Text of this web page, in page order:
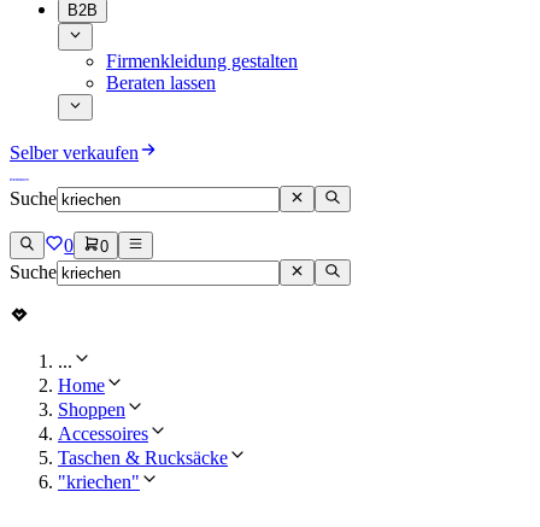
B2B
Firmenkleidung gestalten
Beraten lassen
Selber verkaufen
Suche
0 0
Suche
...
Home
Shoppen
Accessoires
Taschen & Rucksäcke
"kriechen"